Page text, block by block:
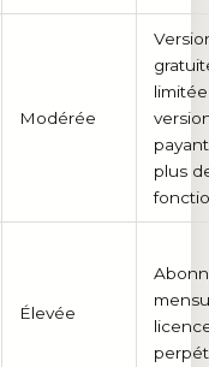
Modérée
plus
Élevée